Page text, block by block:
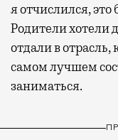
я отчислился,
Родители
отдали в отрасль,
самом лучшем
заниматься.